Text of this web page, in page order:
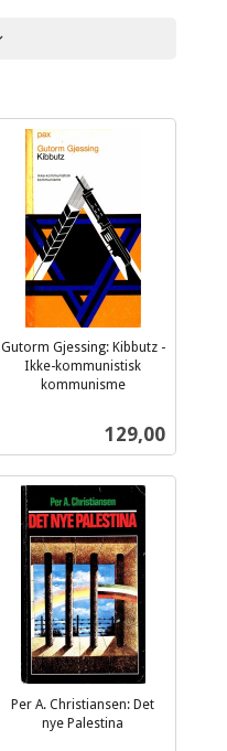
Gutorm Gjessing: Kibbutz -
Ikke-kommunistisk
kommunisme
Pris
129,00
Per A. Christiansen: Det
nye Palestina